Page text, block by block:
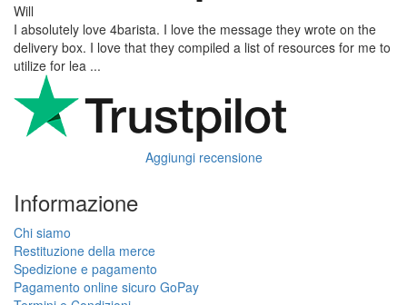
Will
I absolutely love 4barista. I love the message they wrote on the
delivery box. I love that they compiled a list of resources for me to
utilize for lea ...
Aggiungi recensione
Informazione
Chi siamo
Restituzione della merce
Spedizione e pagamento
Pagamento online sicuro GoPay